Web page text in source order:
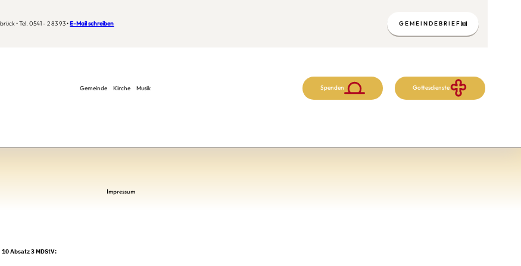
• Tel. 0541 - 2 83 93 •E-Mail schreiben GEMEINDEBRIEF
Spenden Gottesdienste
Gemeinde Kirche Musik
Impressum
Absatz 3 MDStV: